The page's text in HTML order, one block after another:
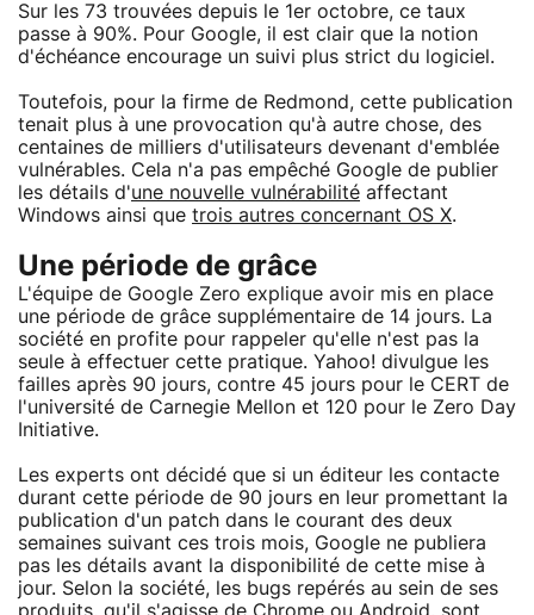
Sur les 73 trouvées depuis le 1er octobre, ce taux
passe à 90%. Pour Google, il est clair que la notion
d'échéance encourage un suivi plus strict du logiciel.
Toutefois, pour la firme de Redmond, cette publication
tenait plus à une provocation qu'à autre chose, des
centaines de milliers d'utilisateurs devenant d'emblée
vulnérables. Cela n'a pas empêché Google de publier
les détails d'une nouvelle vulnérabilité affectant
Windows ainsi que trois autres concernant OS X.
Une période de grâce
L'équipe de Google Zero explique avoir mis en place
une période de grâce supplémentaire de 14 jours. La
société en profite pour rappeler qu'elle n'est pas la
seule à effectuer cette pratique. Yahoo! divulgue les
failles après 90 jours, contre 45 jours pour le CERT de
l'université de Carnegie Mellon et 120 pour le Zero Day
Initiative.
Les experts ont décidé que si un éditeur les contacte
durant cette période de 90 jours en leur promettant la
publication d'un patch dans le courant des deux
semaines suivant ces trois mois, Google ne publiera
pas les détails avant la disponibilité de cette mise à
jour. Selon la société, les bugs repérés au sein de ses
produits, qu'il s'agisse de Chrome ou Android, sont